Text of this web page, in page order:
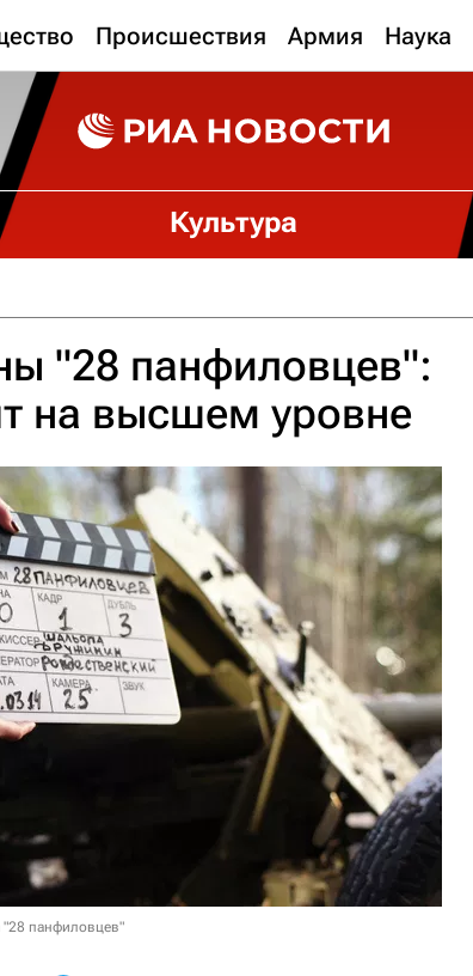
Происшествия Армия Наука
Культура
"28 панфиловцев":
на высшем уровне
"28 панфиловцев"